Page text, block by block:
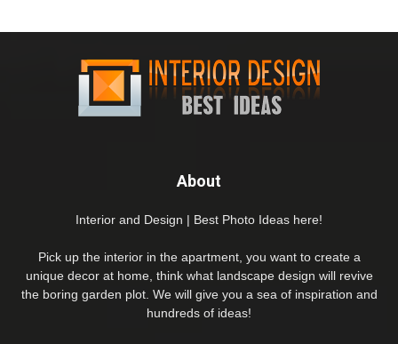
About
Interior and Design | Best Photo Ideas here!
Pick up the interior in the apartment, you want to create a
unique decor at home, think what landscape design will revive
the boring garden plot. We will give you a sea of inspiration and
hundreds of ideas!